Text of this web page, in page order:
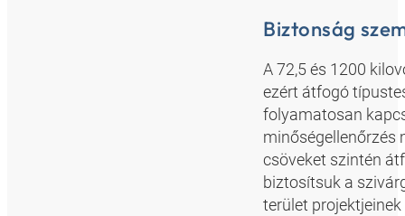
Biztonság
A 72,5 és 1200
ezért átfogó
folyamatosan
minőségellenőrzés
csöveket szintén
biztosítsuk a
terület